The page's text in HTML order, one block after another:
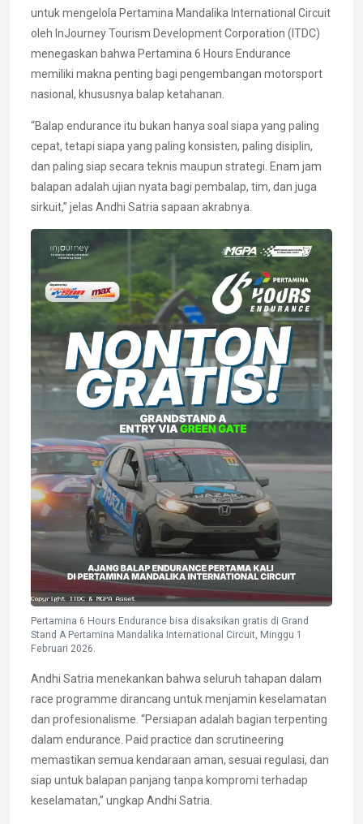
untuk mengelola Pertamina Mandalika International Circuit
oleh InJourney Tourism Development Corporation (ITDC)
menegaskan bahwa Pertamina 6 Hours Endurance
memiliki makna penting bagi pengembangan motorsport
nasional, khususnya balap ketahanan.
“Balap endurance itu bukan hanya soal siapa yang paling
cepat, tetapi siapa yang paling konsisten, paling disiplin,
dan paling siap secara teknis maupun strategi. Enam jam
balapan adalah ujian nyata bagi pembalap, tim, dan juga
sirkuit,” jelas Andhi Satria sapaan akrabnya.
Pertamina 6 Hours Endurance bisa disaksikan gratis di Grand
Stand A Pertamina Mandalika International Circuit, Minggu 1
Februari 2026.
Andhi Satria menekankan bahwa seluruh tahapan dalam
race programme dirancang untuk menjamin keselamatan
dan profesionalisme. “Persiapan adalah bagian terpenting
dalam endurance. Paid practice dan scrutineering
memastikan semua kendaraan aman, sesuai regulasi, dan
siap untuk balapan panjang tanpa kompromi terhadap
keselamatan,” ungkap Andhi Satria.